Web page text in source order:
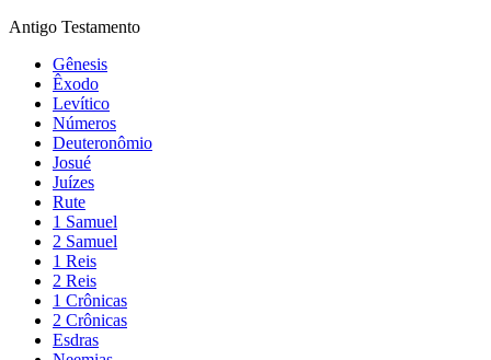
Antigo Testamento
Gênesis
Êxodo
Levítico
Números
Deuteronômio
Josué
Juízes
Rute
1 Samuel
2 Samuel
1 Reis
2 Reis
1 Crônicas
2 Crônicas
Esdras